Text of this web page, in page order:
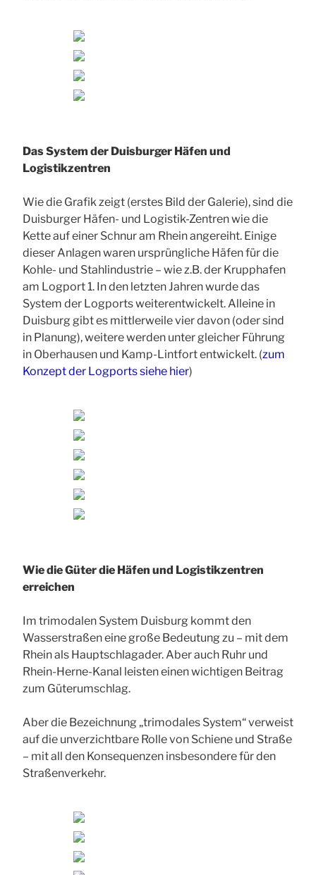
Das System der Duisburger Häfen und
Logistikzentren
Wie die Grafik zeigt (erstes Bild der Galerie), sind die
Duisburger Häfen- und Logistik-Zentren wie die
Kette auf einer Schnur am Rhein angereiht. Einige
dieser Anlagen waren ursprüngliche Häfen für die
Kohle- und Stahlindustrie – wie z.B. der Krupphafen
am Logport 1. In den letzten Jahren wurde das
System der Logports weiterentwickelt. Alleine in
Duisburg gibt es mittlerweile vier davon (oder sind
in Planung), weitere werden unter gleicher Führung
in Oberhausen und Kamp-Lintfort entwickelt. (zum
Konzept der Logports siehe hier)
Wie die Güter die Häfen und Logistikzentren
erreichen
Im trimodalen System Duisburg kommt den
Wasserstraßen eine große Bedeutung zu – mit dem
Rhein als Hauptschlagader. Aber auch Ruhr und
Rhein-Herne-Kanal leisten einen wichtigen Beitrag
zum Güterumschlag.
Aber die Bezeichnung „trimodales System“ verweist
auf die unverzichtbare Rolle von Schiene und Straße
– mit all den Konsequenzen insbesondere für den
Straßenverkehr.